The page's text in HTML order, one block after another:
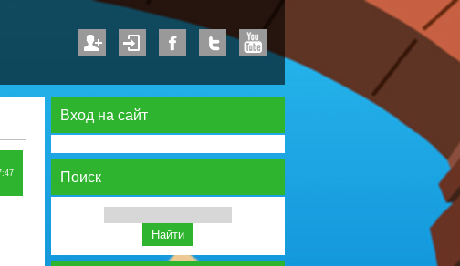
Вход на сайт
Поиск